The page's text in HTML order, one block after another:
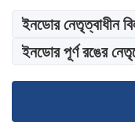
ইনডোর নেতৃত্বাধীন
ইনডোর পূর্ণ রঙের